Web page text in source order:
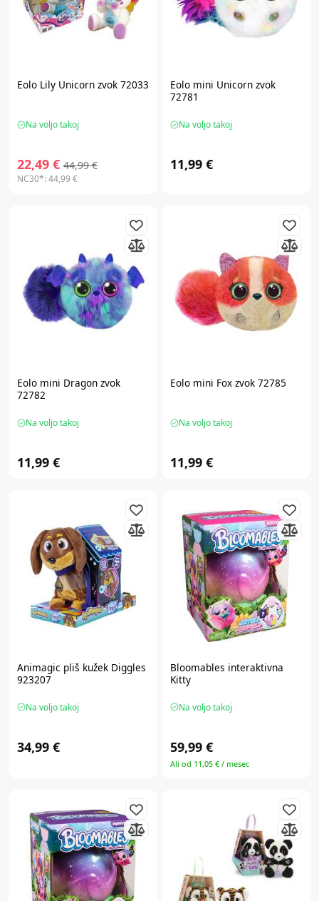
Eolo Lily Unicorn zvok 72033
Na voljo takoj
22,49 € 44,99 €
NC30*:44,99 €
Eolo mini Unicorn zvok
72781
Na voljo takoj
11,99 €
Eolo mini Dragon zvok
72782
Na voljo takoj
11,99 €
Eolo mini Fox zvok 72785
Na voljo takoj
11,99 €
Animagic pliš kužek Diggles
923207
Na voljo takoj
34,99 €
Bloomables interaktivna
Kitty
Na voljo takoj
59,99 €
Ali od 11,05 € / mesec